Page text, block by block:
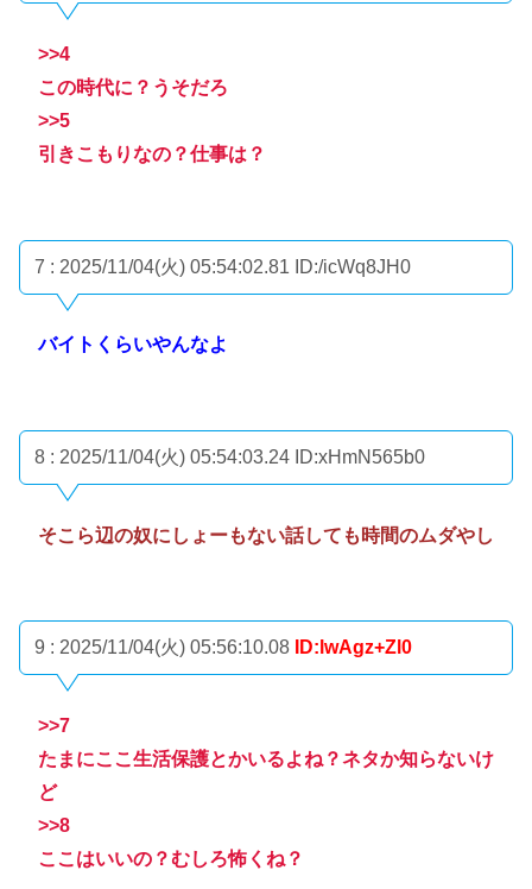
>>4
この時代に？うそだろ
>>5
引きこもりなの？仕事は？
7 : 2025/11/04(火) 05:54:02.81 ID:/icWq8JH0
バイトくらいやんなよ
8 : 2025/11/04(火) 05:54:03.24 ID:xHmN565b0
そこら辺の奴にしょーもない話しても時間のムダやし
9 : 2025/11/04(火) 05:56:10.08 ID:lwAgz+Zl0
>>7
たまにここ生活保護とかいるよね？ネタか知らないけ
ど
>>8
ここはいいの？むしろ怖くね？